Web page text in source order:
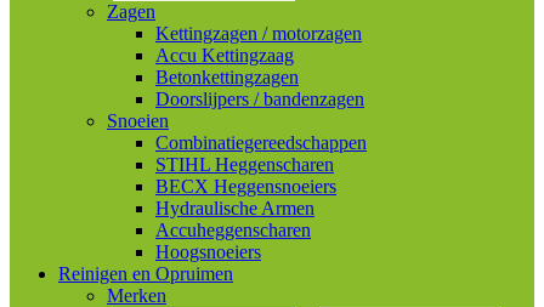
Zagen
Kettingzagen / motorzagen
Accu Kettingzaag
Betonkettingzagen
Doorslijpers / bandenzagen
Snoeien
Combinatiegereedschappen
STIHL Heggenscharen
BECX Heggensnoeiers
Hydraulische Armen
Accuheggenscharen
Hoogsnoeiers
Reinigen en Opruimen
Merken